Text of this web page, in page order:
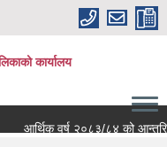
कार्यालय
आर्थिक वर्ष २०८३/८४ को आन्तरिक